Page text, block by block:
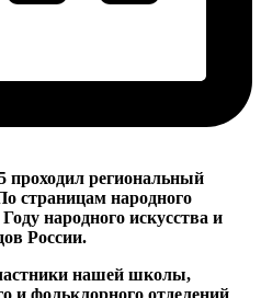
региональный
страницам народного
народного искусства и
России.
нашей школы,
и фольклорного отделений